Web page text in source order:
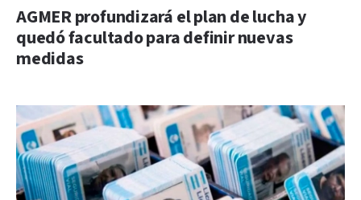
AGMER profundizará el plan de lucha y
quedó facultado para definir nuevas
medidas